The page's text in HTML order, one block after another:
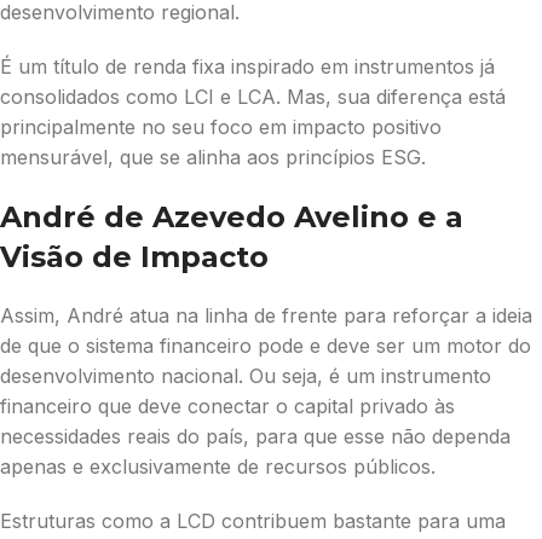
desenvolvimento regional.
É um título de renda fixa inspirado em instrumentos já
consolidados como LCI e LCA. Mas, sua diferença está
principalmente no seu foco em impacto positivo
mensurável, que se alinha aos princípios ESG.
André de Azevedo Avelino e a
Visão de Impacto
Assim, André atua na linha de frente para reforçar a ideia
de que o sistema financeiro pode e deve ser um motor do
desenvolvimento nacional. Ou seja, é um instrumento
financeiro que deve conectar o capital privado às
necessidades reais do país, para que esse não dependa
apenas e exclusivamente de recursos públicos.
Estruturas como a LCD contribuem bastante para uma